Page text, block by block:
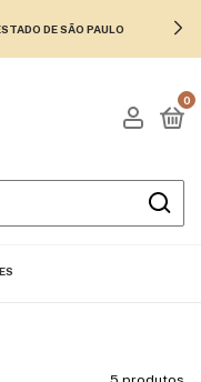
DE SÃO PAULO
0